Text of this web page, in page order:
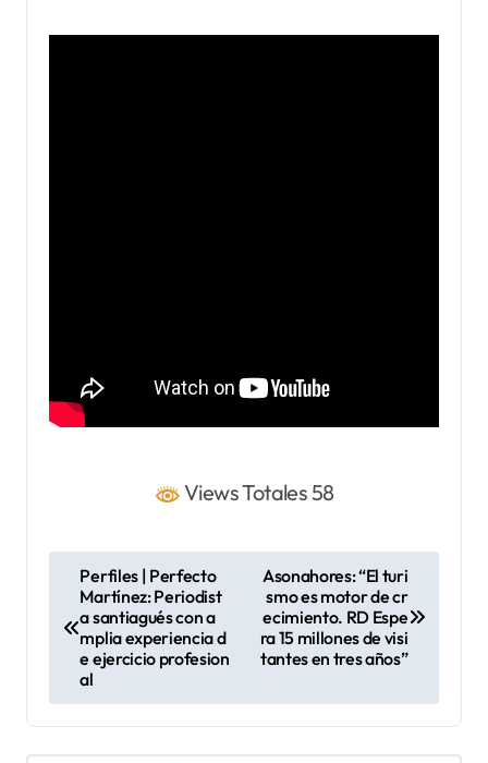
Views Totales 58
g
a
Perfiles | Perfecto
Martínez: Periodist
a santiagués con a
mplia experiencia d
e ejercicio profesion
al
Asonahores: “El turi
smo es motor de cr
ecimiento. RD Espe
ra 15 millones de visi
tantes en tres años”